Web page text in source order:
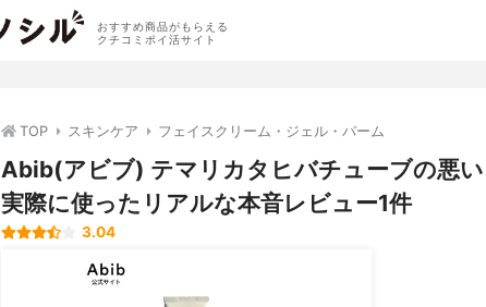
おすすめ商品がもらえる
クチコミポイ活サイト
TOP スキンケア フェイスクリーム・ジェル・バーム
Abib(アビブ) テマリカタヒバチューブの悪い
実際に使ったリアルな本音レビュー1件
3.04